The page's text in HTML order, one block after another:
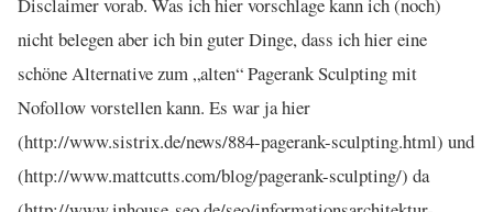
nicht belegen aber ich bin guter Dinge, dass ich hier eine
schöne Alternative zum „alten“ Pagerank Sculpting mit
Nofollow vorstellen kann. Es war ja hier
(http://www.sistrix.de/news/884-pagerank-sculpting.html) und
(http://www.mattcutts.com/blog/pagerank-sculpting/) da